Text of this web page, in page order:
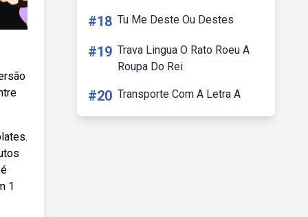
1
#18 Tu Me Deste Ou Destes
#19 Trava Lingua O Rato Roeu A
Roupa Do Rei
#20 Transporte Com A Letra A